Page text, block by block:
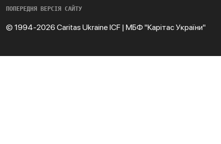
ПОПЕРЕДНЯ ВЕРСІЯ САЙТУ
© 1994-2026 Caritas Ukraine ICF | МБФ "Карітас України"